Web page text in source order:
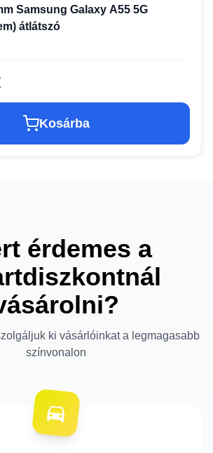
Samsung Galaxy A55 5G
átlátszó
Kosárba
érdemes a
ki vásárlóinkat a legmagasabb
színvonalon